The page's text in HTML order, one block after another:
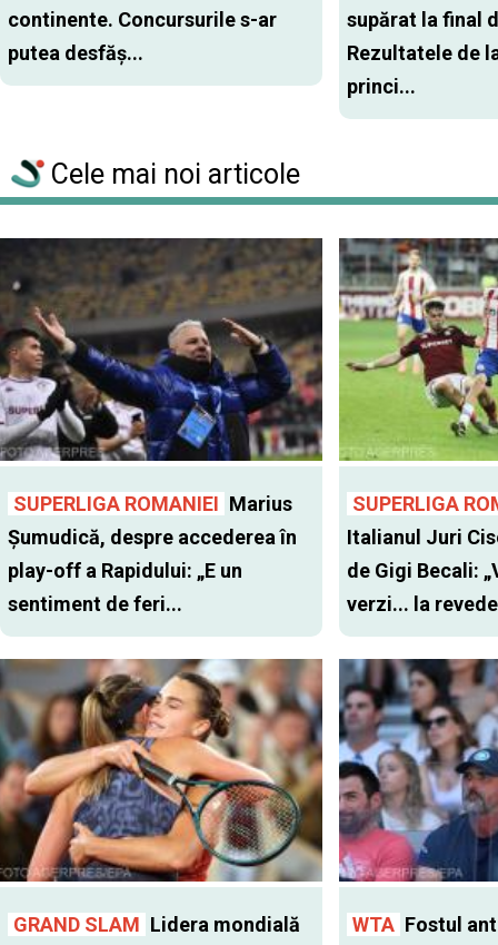
continente. Concursurile s-ar
putea desfăş...
supărat la final
Rezultatele de
princi...
Cele mai noi articole
SUPERLIGA ROMANIEI Marius
Șumudică, despre accederea în
play-off a Rapidului: „E un
sentiment de feri...
SUPERLIGA
Italianul Juri
de Gigi Becali:
verzi... la
GRAND SLAM Lidera mondială
WTA Fostul